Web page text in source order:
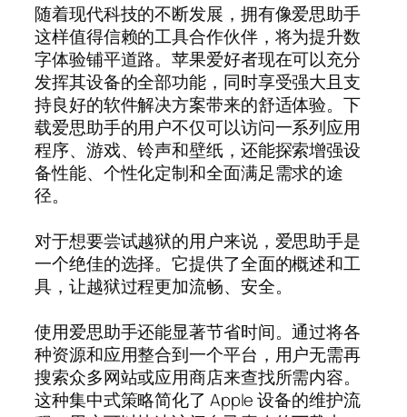
随着现代科技的不断发展，拥有像爱思助手
这样值得信赖的工具合作伙伴，将为提升数
字体验铺平道路。苹果爱好者现在可以充分
发挥其设备的全部功能，同时享受强大且支
持良好的软件解决方案带来的舒适体验。下
载爱思助手的用户不仅可以访问一系列应用
程序、游戏、铃声和壁纸，还能探索增强设
备性能、个性化定制和全面满足需求的途
径。
对于想要尝试越狱的用户来说，爱思助手是
一个绝佳的选择。它提供了全面的概述和工
具，让越狱过程更加流畅、安全。
使用爱思助手还能显著节省时间。通过将各
种资源和应用整合到一个平台，用户无需再
搜索众多网站或应用商店来查找所需内容。
这种集中式策略简化了 Apple 设备的维护流